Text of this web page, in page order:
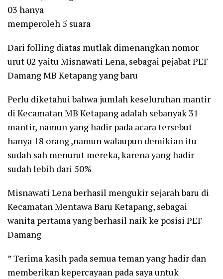
03 hanya
memperoleh 5 suara
Dari folling diatas mutlak dimenangkan nomor
urut 02 yaitu Misnawati Lena, sebagai pejabat PLT
Damang MB Ketapang yang baru
Perlu diketahui bahwa jumlah keseluruhan mantir
di Kecamatan MB Ketapang adalah sebanyak 31
mantir, namun yang hadir pada acara tersebut
hanya 18 orang ,namun walaupun demikian itu
sudah sah menurut mereka, karena yang hadir
sudah lebih dari 50%
Misnawati Lena berhasil mengukir sejarah baru di
Kecamatan Mentawa Baru Ketapang, sebagai
wanita pertama yang berhasil naik ke posisi PLT
Damang
” Terima kasih pada semua teman yang hadir dan
memberikan kepercayaan pada saya untuk